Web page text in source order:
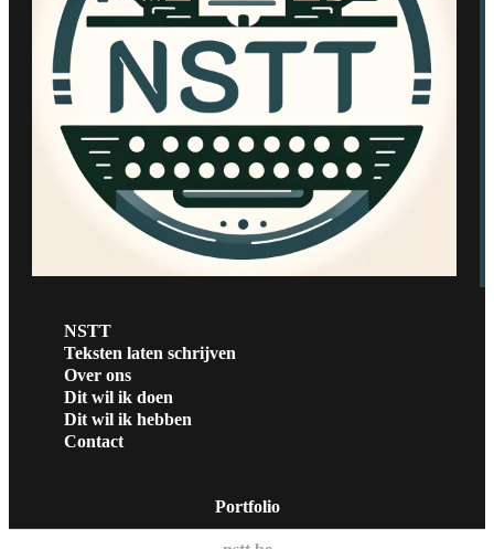
NSTT
Teksten laten schrijven
Over ons
Dit wil ik doen
Dit wil ik hebben
Contact
Portfolio